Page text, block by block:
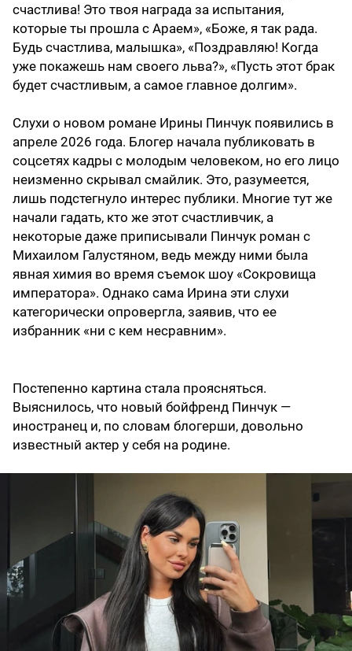
счастлива! Это твоя награда за испытания,
которые ты прошла с Араем», «Боже, я так рада.
Будь счастлива, малышка», «Поздравляю! Когда
уже покажешь нам своего льва?», «Пусть этот брак
будет счастливым, а самое главное долгим».
Слухи о новом романе Ирины Пинчук появились в
апреле 2026 года. Блогер начала публиковать в
соцсетях кадры с молодым человеком, но его лицо
неизменно скрывал смайлик. Это, разумеется,
лишь подстегнуло интерес публики. Многие тут же
начали гадать, кто же этот счастливчик, а
некоторые даже приписывали Пинчук роман с
Михаилом Галустяном, ведь между ними была
явная химия во время съемок шоу «Сокровища
императора». Однако сама Ирина эти слухи
категорически опровергла, заявив, что ее
избранник «ни с кем несравним».
Постепенно картина стала проясняться.
Выяснилось, что новый бойфренд Пинчук —
иностранец и, по словам блогерши, довольно
известный актер у себя на родине.